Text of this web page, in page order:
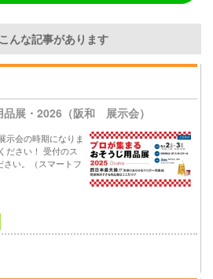
んな記事があります
品展・2026（阪和 展示会）
示会の時期になりま
ださい！ 受付のス
さい。（スマートフ